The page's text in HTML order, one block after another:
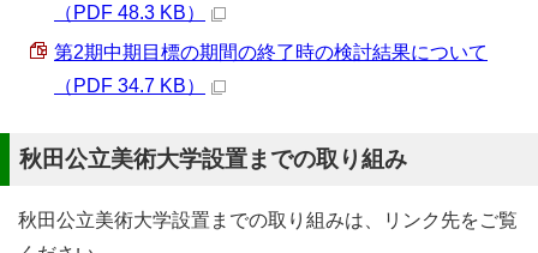
（PDF 48.3 KB）
第2期中期目標の期間の終了時の検討結果について
（PDF 34.7 KB）
秋田公立美術大学設置までの取り組み
秋田公立美術大学設置までの取り組みは、リンク先をご覧